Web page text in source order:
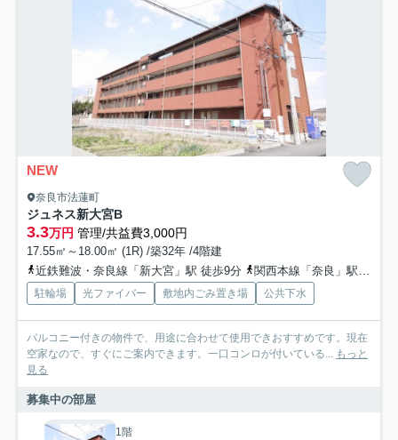
NEW
奈良市法蓮町
ジュネス新大宮B
3.3万円 管理/共益費3,000円
17.55㎡～18.00㎡ (1R) /築32年 /4階建
近鉄難波・奈良線「新大宮」駅 徒歩9分
関西本線「奈良」駅 徒歩22分
駐輪場 光ファイバー 敷地内ごみ置き場 公共下水
バルコニー付きの物件で、用途に合わせて使用できおすすめです。現在
空家なので、すぐにご案内できます。一口コンロが付いている... もっと
見る
募集中の部屋
1階